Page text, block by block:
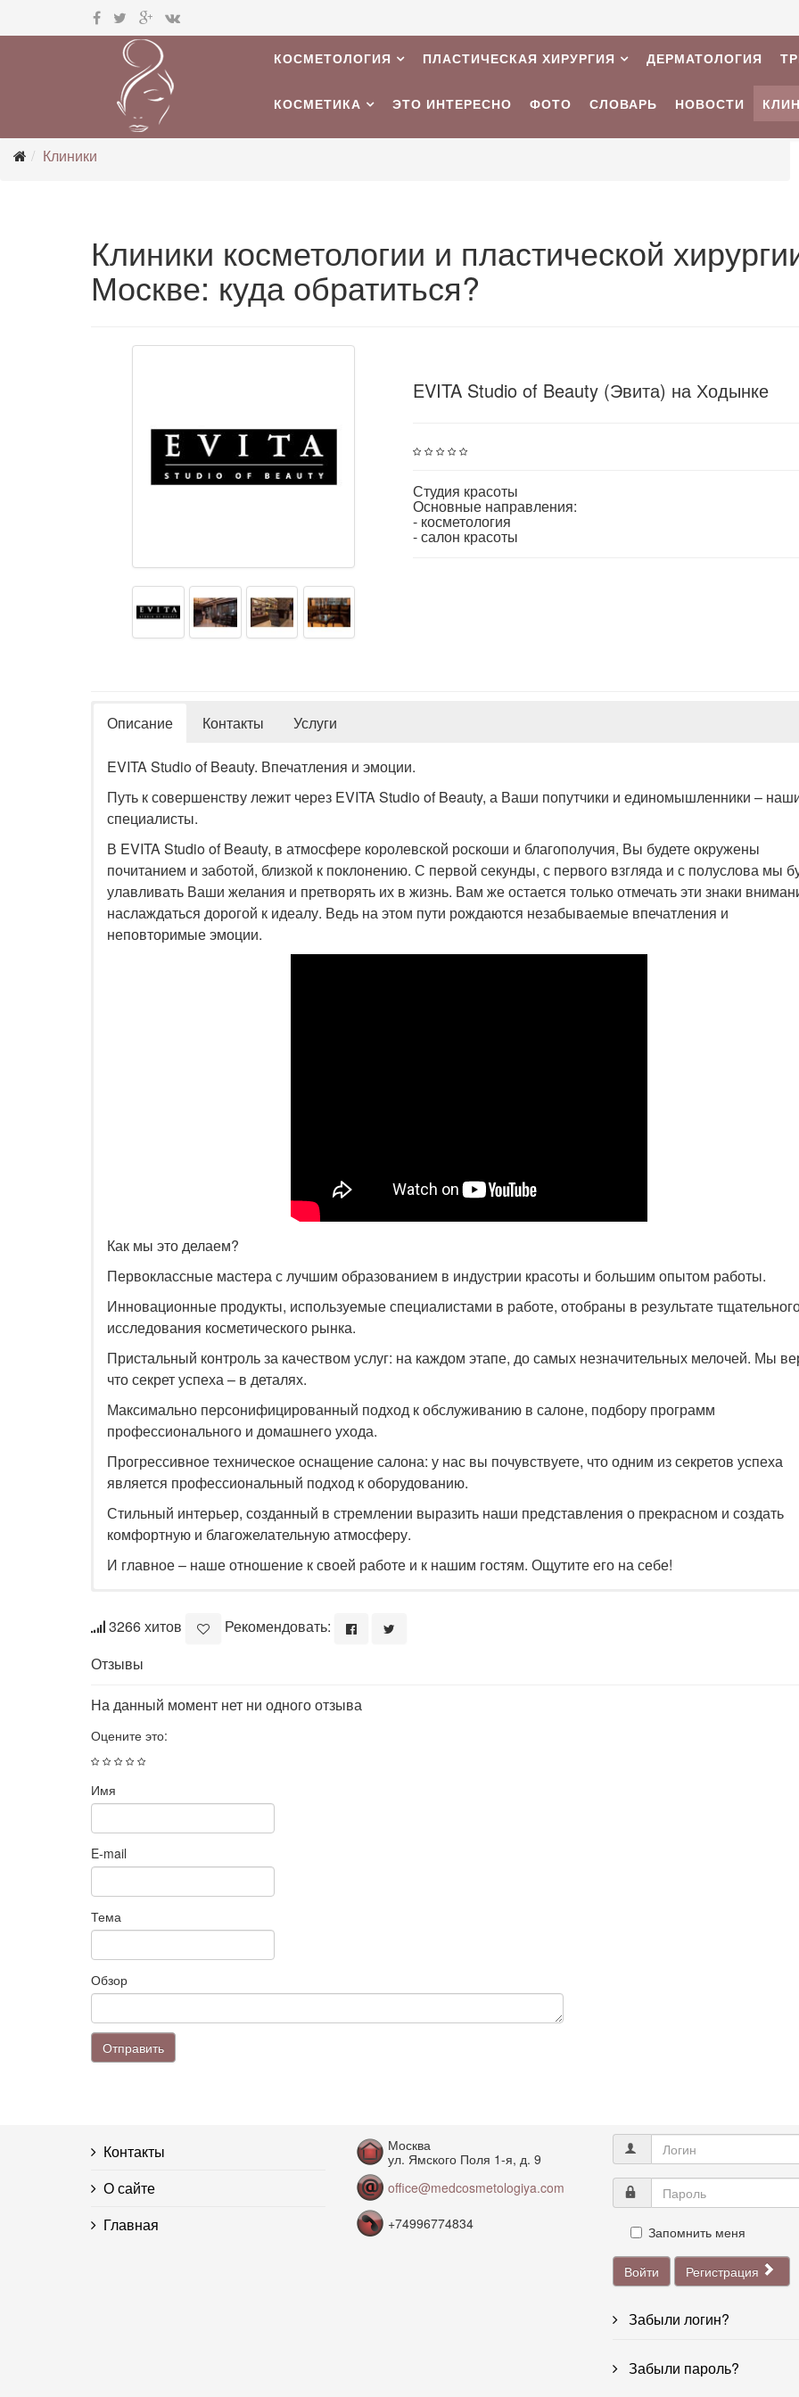
КОСМЕТОЛОГИЯ ПЛАСТИЧЕСКАЯ ХИРУРГИЯ ДЕРМАТОЛОГИЯ
КОСМЕТИКА ЭТО ИНТЕРЕСНО ФОТО СЛОВАРЬ НОВОСТИ
Клиники
Клиники косметологии и пластической
Москве: куда обратиться?
EVITA Studio of Beauty (Эвита) на Ходынке
Студия красоты
Основные направления:
- косметология
- салон красоты
Описание Контакты Услуги
EVITA Studio of Beauty. Впечатления и эмоции.
Путь к совершенству лежит через EVITA Studio of Beauty, а Ваши попутчики и единомышленники –
специалисты.
В EVITA Studio of Beauty, в атмосфере королевской роскоши и благополучия, Вы будете окружены
почитанием и заботой, близкой к поклонению. С первой секунды, с первого взгляда и с полуслова мы
улавливать Ваши желания и претворять их в жизнь. Вам же остается только отмечать эти знаки
наслаждаться дорогой к идеалу. Ведь на этом пути рождаются незабываемые впечатления и
неповторимые эмоции.
Как мы это делаем?
Первоклассные мастера с лучшим образованием в индустрии красоты и большим опытом работы.
Инновационные продукты, используемые специалистами в работе, отобраны в результате
исследования косметического рынка.
Пристальный контроль за качеством услуг: на каждом этапе, до самых незначительных мелочей. Мы
что секрет успеха – в деталях.
Максимально персонифицированный подход к обслуживанию в салоне, подбору программ
профессионального и домашнего ухода.
Прогрессивное техническое оснащение салона: у нас вы почувствуете, что одним из секретов успеха
является профессиональный подход к оборудованию.
Стильный интерьер, созданный в стремлении выразить наши представления о прекрасном и создать
комфортную и благожелательную атмосферу.
И главное – наше отношение к своей работе и к нашим гостям. Ощутите его на себе!
3266 хитов
Рекомендовать:
Отзывы
На данный момент нет ни одного отзыва
Оцените это:
Имя
E-mail
Тема
Обзор
Отправить
Контакты
О сайте
Главная
Москва
ул. Ямского Поля 1-я, д. 9
office@medcosmetologiya.com
+74996774834
Запомнить меня
Войти Регистрация
Забыли логин?
Забыли пароль?